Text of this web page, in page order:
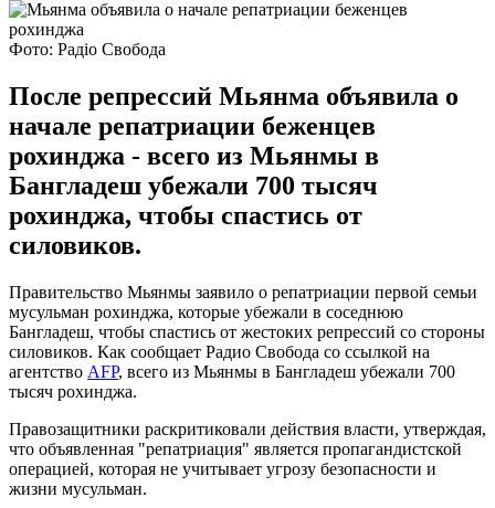
Фото: Радіо Свобода
После репрессий Мьянма объявила о
начале репатриации беженцев
рохинджа - всего из Мьянмы в
Бангладеш убежали 700 тысяч
рохинджа, чтобы спастись от
силовиков.
Правительство Мьянмы заявило о репатриации первой семьи
мусульман рохинджа, которые убежали в соседнюю
Бангладеш, чтобы спастись от жестоких репрессий со стороны
силовиков. Как сообщает Радио Свобода со ссылкой на
агентство AFP, всего из Мьянмы в Бангладеш убежали 700
тысяч рохинджа.
Правозащитники раскритиковали действия власти, утверждая,
что объявленная "репатриация" является пропагандистской
операцией, которая не учитывает угрозу безопасности и
жизни мусульман.